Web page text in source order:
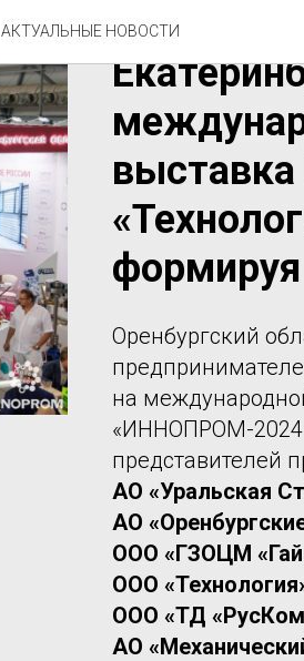
АКТУАЛЬНЫЕ НОВОСТИ
08-11
Оренбургский
на
«ИННОПРОМ-
представителей
АО «Уральская
АО
ООО «ГЗОЦМ
ООО
ООО «ТД
АО